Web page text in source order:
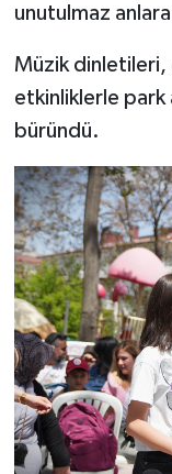
unutulmaz
Müzik dinletileri,
etkinliklerle park
büründü.